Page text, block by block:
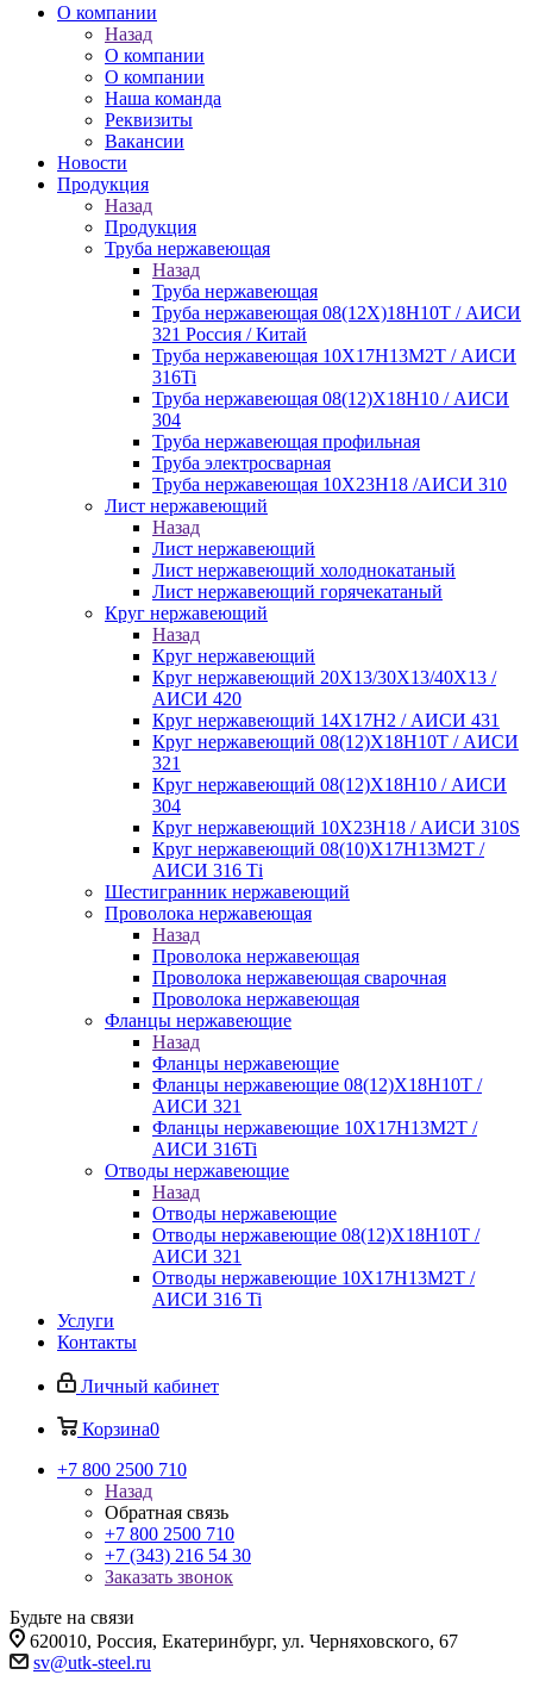
О компании
Назад
О компании
О компании
Наша команда
Реквизиты
Вакансии
Новости
Продукция
Назад
Продукция
Труба нержавеющая
Назад
Труба нержавеющая
Труба нержавеющая 08(12Х)18Н10Т / АИСИ
321 Россия / Китай
Труба нержавеющая 10Х17Н13М2Т / АИСИ
316Ti
Труба нержавеющая 08(12)Х18Н10 / АИСИ
304
Труба нержавеющая профильная
Труба электросварная
Труба нержавеющая 10Х23Н18 /АИСИ 310
Лист нержавеющий
Назад
Лист нержавеющий
Лист нержавеющий холоднокатаный
Лист нержавеющий горячекатаный
Круг нержавеющий
Назад
Круг нержавеющий
Круг нержавеющий 20Х13/30Х13/40Х13 /
АИСИ 420
Круг нержавеющий 14Х17Н2 / АИСИ 431
Круг нержавеющий 08(12)Х18Н10Т / АИСИ
321
Круг нержавеющий 08(12)Х18Н10 / АИСИ
304
Круг нержавеющий 10Х23Н18 / АИСИ 310S
Круг нержавеющий 08(10)Х17Н13М2Т /
АИСИ 316 Тi
Шестигранник нержавеющий
Проволока нержавеющая
Назад
Проволока нержавеющая
Проволока нержавеющая сварочная
Проволока нержавеющая
Фланцы нержавеющие
Назад
Фланцы нержавеющие
Фланцы нержавеющие 08(12)Х18Н10Т /
АИСИ 321
Фланцы нержавеющие 10Х17Н13М2Т /
АИСИ 316Ti
Отводы нержавеющие
Назад
Отводы нержавеющие
Отводы нержавеющие 08(12)Х18Н10Т /
АИСИ 321
Отводы нержавеющие 10Х17Н13М2Т /
АИСИ 316 Ti
Услуги
Контакты
Личный кабинет
Корзина0
+7 800 2500 710
Назад
Обратная связь
+7 800 2500 710
+7 (343) 216 54 30
Заказать звонок
Будьте на связи
620010, Россия, Екатеринбург, ул. Черняховского, 67
sv@utk-steel.ru